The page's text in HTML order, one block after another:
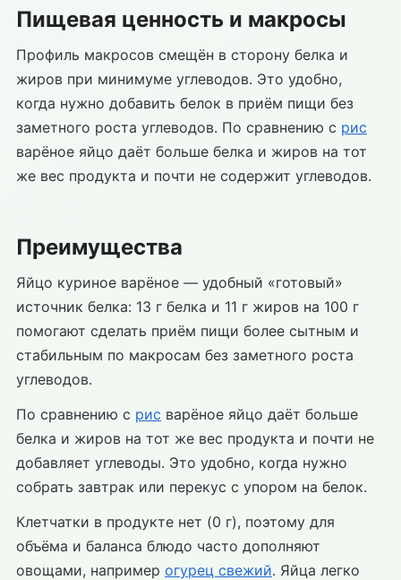
Пищевая ценность и макросы
Профиль макросов смещён в сторону белка и
жиров при минимуме углеводов. Это удобно,
когда нужно добавить белок в приём пищи без
заметного роста углеводов. По сравнению с рис
варёное яйцо даёт больше белка и жиров на тот
же вес продукта и почти не содержит углеводов.
Преимущества
Яйцо куриное варёное — удобный «готовый»
источник белка: 13 г белка и 11 г жиров на 100 г
помогают сделать приём пищи более сытным и
стабильным по макросам без заметного роста
углеводов.
По сравнению с рис варёное яйцо даёт больше
белка и жиров на тот же вес продукта и почти не
добавляет углеводы. Это удобно, когда нужно
собрать завтрак или перекус с упором на белок.
Клетчатки в продукте нет (0 г), поэтому для
объёма и баланса блюдо часто дополняют
овощами, например огурец свежий. Яйца легко